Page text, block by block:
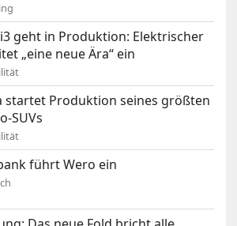
geht in Produktion: Elektrischer
„eine neue Ära“ ein
startet Produktion seines größten
SUVs
führt Wero ein